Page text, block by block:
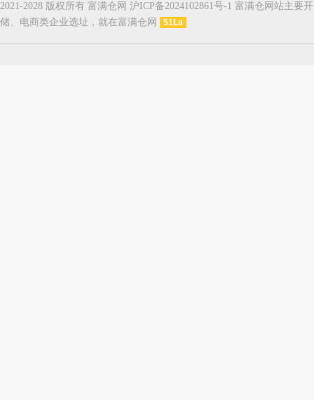
2021-2028 版权所有 富满仓网 沪ICP备2024102861号-1 富满仓网站主
储、电商类企业选址，就在富满仓网
51La